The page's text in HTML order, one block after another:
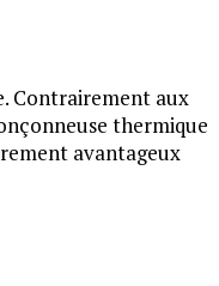
Contrairement aux
thermique
avantageux